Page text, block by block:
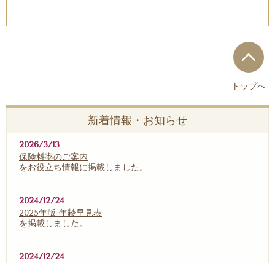
トップへ
新着情報・お知らせ
2026/3/13
保険料率のご案内
をお役立ち情報に掲載しました。
2024/12/24
2025年版 年齢早見表
を掲載しました。
2024/12/24